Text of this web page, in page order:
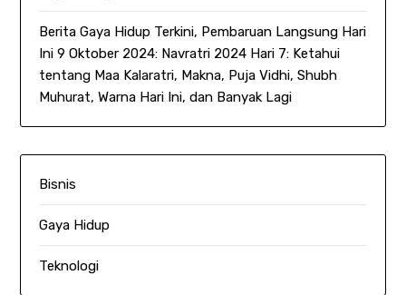
Berita Gaya Hidup Terkini, Pembaruan Langsung Hari
Ini 9 Oktober 2024: Navratri 2024 Hari 7: Ketahui
tentang Maa Kalaratri, Makna, Puja Vidhi, Shubh
Muhurat, Warna Hari Ini, dan Banyak Lagi
Bisnis
Gaya Hidup
Teknologi